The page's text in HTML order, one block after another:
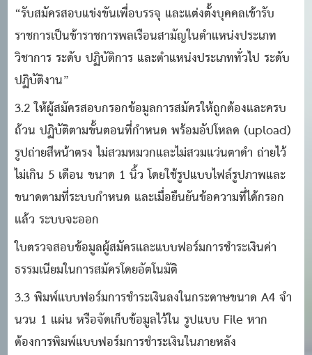
“รับสมัครสอบแข่งขันเพื่อบรรจุ และแต่งตั้งบุคคลเข้ารับ
ราชการเป็นข้าราชการพลเรือนสามัญในตําแหน่งประเภท
วิชาการ ระดับ ปฏิบัติการ และตําแหน่งประเภททั่วไป ระดับ
ปฏิบัติงาน”
3.2 ให้ผู้สมัครสอบกรอกข้อมูลการสมัครให้ถูกต้องและครบ
ถ้วน ปฏิบัติตามขั้นตอนที่กําหนด พร้อมอัปโหลด (upload)
รูปถ่ายสีหน้าตรง ไม่สวมหมวกและไม่สวมแว่นตาดํา ถ่ายไว้
ไม่เกิน 5 เดือน ขนาด 1 นิ้ว โดยใช้รูปแบบไฟล์รูปภาพและ
ขนาดตามที่ระบบกําหนด และเมื่อยืนยันข้อความที่ได้กรอก
แล้ว ระบบจะออก
ใบตรวจสอบข้อมูลผู้สมัครและแบบฟอร์มการชําระเงินค่า
ธรรมเนียมในการสมัครโดยอัตโนมัติ
3.3 พิมพ์แบบฟอร์มการชําระเงินลงในกระดาษขนาด A4 จํา
นวน 1 แผ่น หรือจัดเก็บข้อมูลไว้ใน รูปแบบ File หาก
ต้องการพิมพ์แบบฟอร์มการชําระเงินในภายหลัง